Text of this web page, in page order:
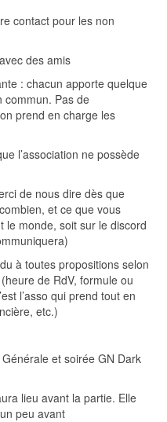
contact pour les non
des amis
: chacun apporte quelque
commun. Pas de
prend en charge les
l’association ne possède
de nous dire dès que
et ce que vous
le monde, soit sur le discord
à toutes propositions selon
de RdV, formule ou
l’asso qui prend tout en
etc.)
et soirée GN Dark
lieu avant la partie. Elle
peu avant